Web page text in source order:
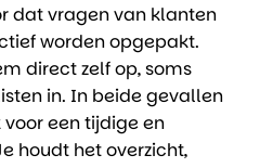
dat vragen van klanten
worden opgepakt.
direct zelf op, soms
in. In beide gevallen
een tijdige en
houdt het overzicht,